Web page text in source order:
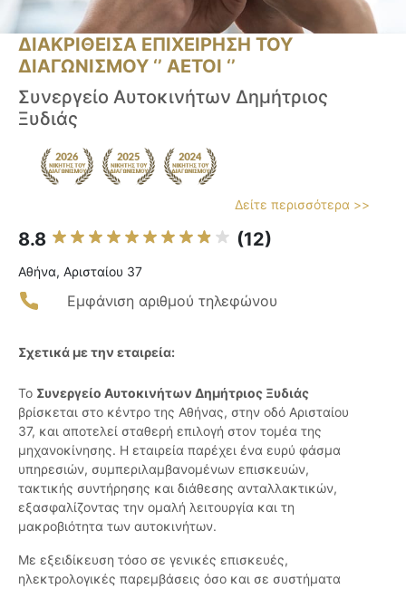
ΔΙΑΚΡΙΘΕΙΣΑ ΕΠΙΧΕΙΡΗΣΗ ΤΟΥ
ΔΙΑΓΩΝΙΣΜΟΥ ‘’ ΑΕΤΟΙ ‘’
Συνεργείο Αυτοκινήτων Δημήτριος
Ξυδιάς
Δείτε περισσότερα >>
8.8 (12)
Αθήνα, Αρισταίου 37
Εμφάνιση αριθμού τηλεφώνου
Σχετικά με την εταιρεία:
Το Συνεργείο Αυτοκινήτων Δημήτριος Ξυδιάς
βρίσκεται στο κέντρο της Αθήνας, στην οδό Αρισταίου
37, και αποτελεί σταθερή επιλογή στον τομέα της
μηχανοκίνησης. Η εταιρεία παρέχει ένα ευρύ φάσμα
υπηρεσιών, συμπεριλαμβανομένων επισκευών,
τακτικής συντήρησης και διάθεσης ανταλλακτικών,
εξασφαλίζοντας την ομαλή λειτουργία και τη
μακροβιότητα των αυτοκινήτων.
Με εξειδίκευση τόσο σε γενικές επισκευές,
ηλεκτρολογικές παρεμβάσεις όσο και σε συστήματα